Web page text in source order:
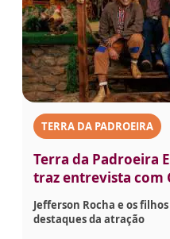
TERRA DA PADROEIRA
Terra da Padroeira
traz entrevista com
Jefferson Rocha e os
destaques da atração